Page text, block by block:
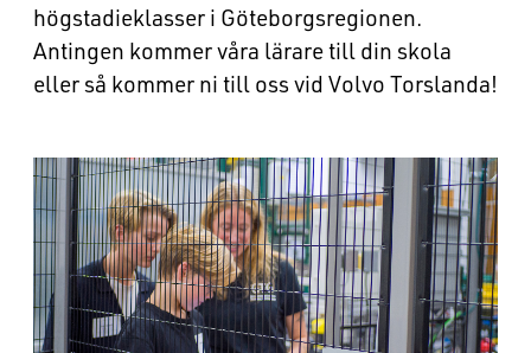
högstadieklasser i Göteborgsregionen.
Antingen kommer våra lärare till din skola
eller så kommer ni till oss vid Volvo Torslanda!